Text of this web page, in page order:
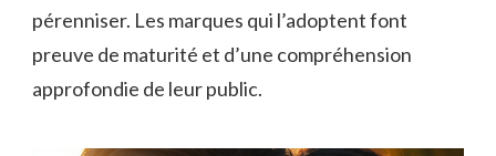
pérenniser. Les marques qui l’adoptent font
preuve de maturité et d’une compréhension
approfondie de leur public.